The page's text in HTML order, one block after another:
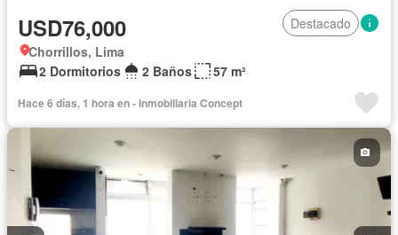
USD76,000
Destacado
Chorrillos, Lima
2 Dormitorios
2 Baños 57 m²
Hace 6 días, 1 hora en - Inmobiliaria Concept